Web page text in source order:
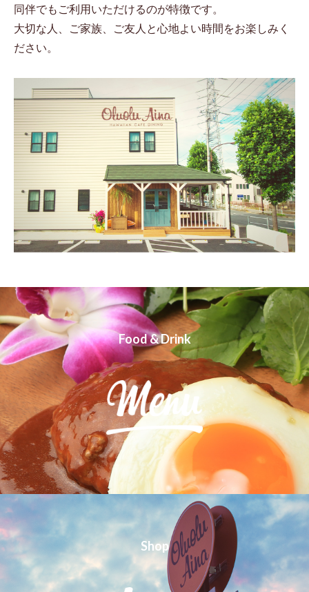
同伴でもご利用いただけるのが特徴です。
大切な人、ご家族、ご友人と心地よい時間をお楽しみく
ださい。
Food & Drink
Shop